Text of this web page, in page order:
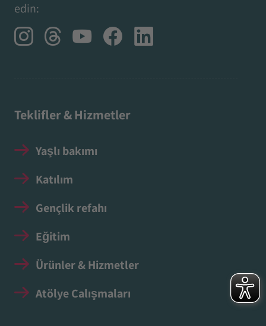
edin:
Teklifler & Hizmetler
Yaşlı bakımı
Katılım
Gençlik refahı
Eğitim
Ürünler & Hizmetler
Atölye Çalışmaları